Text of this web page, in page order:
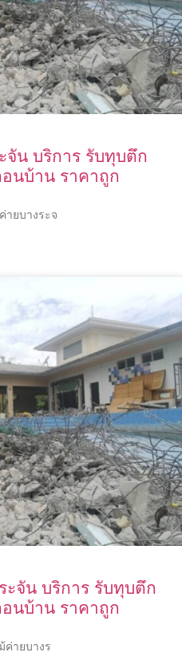
จัน บริการ รับทุบตึก
นบ้าน ราคาถูก
ายบางระจ
ะจัน บริการ รับทุบตึก
นบ้าน ราคาถูก
ค่ายบางร